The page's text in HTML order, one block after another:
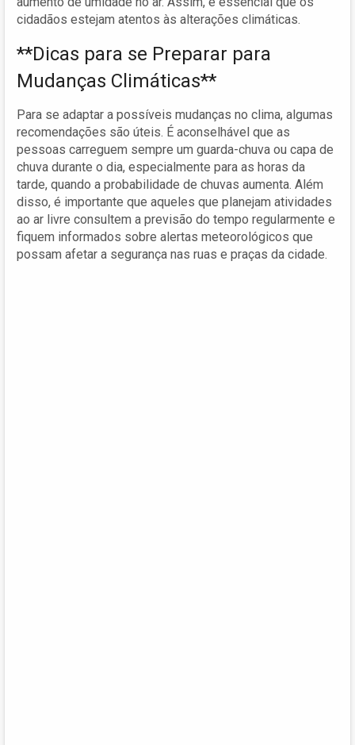
cidadãos estejam atentos às alterações climáticas.
**Dicas para se Preparar para
Mudanças Climáticas**
Para se adaptar a possíveis mudanças no clima, algumas
recomendações são úteis. É aconselhável que as
pessoas carreguem sempre um guarda-chuva ou capa de
chuva durante o dia, especialmente para as horas da
tarde, quando a probabilidade de chuvas aumenta. Além
disso, é importante que aqueles que planejam atividades
ao ar livre consultem a previsão do tempo regularmente e
fiquem informados sobre alertas meteorológicos que
possam afetar a segurança nas ruas e praças da cidade.